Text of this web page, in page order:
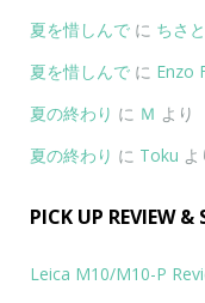
夏を惜しんで に ちさと
夏を惜しんで に Enzo
夏の終わり に Ｍ より
夏の終わり に Toku よ
PICK UP REVIEW
Leica M10/M10-P